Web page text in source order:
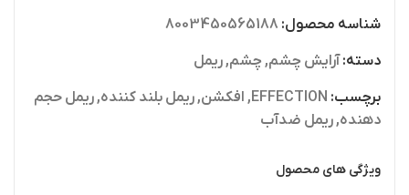
شناسه محصول: 8003450565188
دسته:آرایش چشم, چشم,ریمل
برچسب: EFFECTION
, افکشن,ریمل بلند کننده,ریمل حجم
دهنده,ریمل ضدآب
ویژگی های محصول